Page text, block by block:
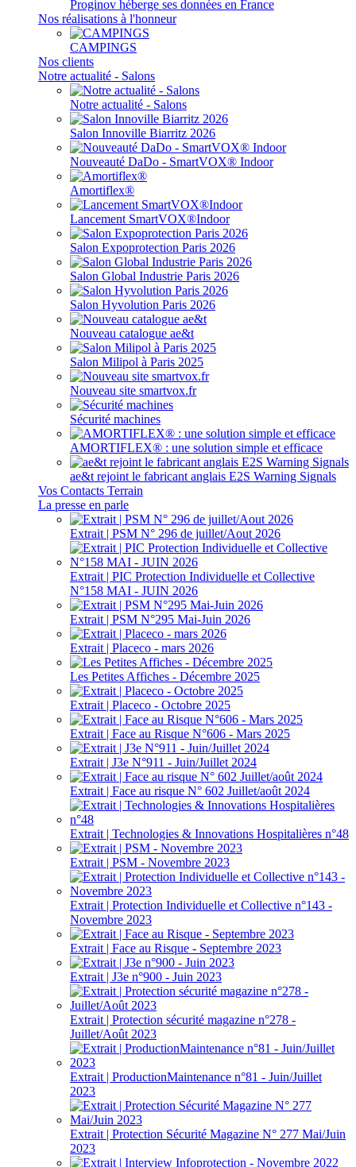
Proginov héberge ses données en France
Nos réalisations à l'honneur
CAMPINGS
Nos clients
Notre actualité - Salons
Notre actualité - Salons
Salon Innoville Biarritz 2026
Nouveauté DaDo - SmartVOX® Indoor
Amortiflex®
Lancement SmartVOX®Indoor
Salon Expoprotection Paris 2026
Salon Global Industrie Paris 2026
Salon Hyvolution Paris 2026
Nouveau catalogue ae&t
Salon Milipol à Paris 2025
Nouveau site smartvox.fr
Sécurité machines
AMORTIFLEX® : une solution simple et efficace
ae&t rejoint le fabricant anglais E2S Warning Signals
Vos Contacts Terrain
La presse en parle
Extrait | PSM N° 296 de juillet/Aout 2026
Extrait | PIC Protection Individuelle et Collective
N°158 MAI - JUIN 2026
Extrait | PSM N°295 Mai-Juin 2026
Extrait | Placeco - mars 2026
Les Petites Affiches - Décembre 2025
Extrait | Placeco - Octobre 2025
Extrait | Face au Risque N°606 - Mars 2025
Extrait | J3e N°911 - Juin/Juillet 2024
Extrait | Face au risque N° 602 Juillet/août 2024
Extrait | Technologies & Innovations Hospitalières n°48
Extrait | PSM - Novembre 2023
Extrait | Protection Individuelle et Collective n°143 -
Novembre 2023
Extrait | Face au Risque - Septembre 2023
Extrait | J3e n°900 - Juin 2023
Extrait | Protection sécurité magazine n°278 -
Juillet/Août 2023
Extrait | ProductionMaintenance n°81 - Juin/Juillet
2023
Extrait | Protection Sécurité Magazine N° 277 Mai/Juin
2023